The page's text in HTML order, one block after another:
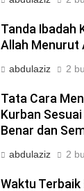
Tanda Ibadah
Allah Menurut
abdulaziz 2
Tata Cara
Kurban
Benar dan
abdulaziz 2
Waktu Terbaik